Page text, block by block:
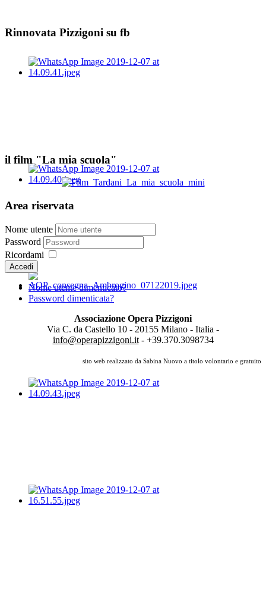
Rinnovata Pizzigoni su fb
il film "La mia scuola"
Area riservata
Nome utente
Password
Ricordami
Accedi
Nome utente dimenticato?
Password dimenticata?
Associazione Opera Pizzigoni
Via C. da Castello 10 - 20155 Milano - Italia -
info@operapizzigoni.it- +39.370.3098734
sito web realizzato da Sabina Nuovo a titolo volontario e gratuito